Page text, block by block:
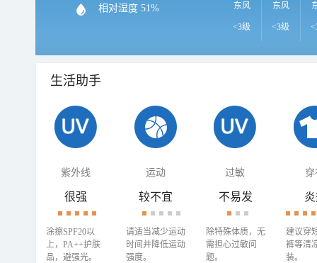
相对湿度 51% 东风
<3级
东风
<3级
生活助手
紫外线 运动 过敏 穿
很强
涂擦SPF20以
上，PA++护肤
品，避强光。
较不宜
请适当减少运动
时间并降低运动
强度。
不易发
除特殊体质，无
需担心过敏问
题。
建议穿
裤等清
装。